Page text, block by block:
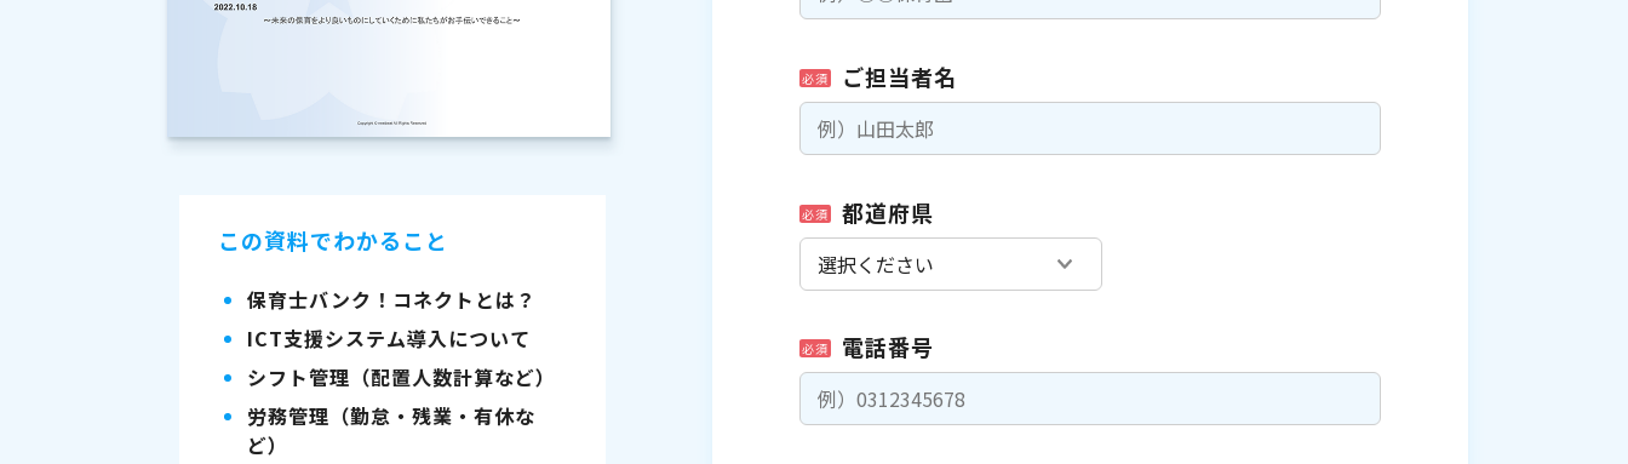
この資料でわかること
保育士バンク！コネクトとは？
ICT支援システム導入について
シフト管理（配置人数計算など）
労務管理（勤怠・残業・有休な
ど）
必須 ご担当者名
必須 都道府県
必須 電話番号